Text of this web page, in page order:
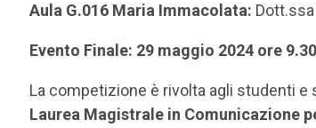
Aula G.016 Maria Immacolata:
Evento Finale: 29 maggio 2024 ore
La competizione è rivolta agli studenti e
Laurea Magistrale in Comunicazione